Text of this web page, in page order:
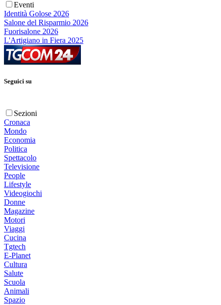
Eventi
Identità Golose 2026
Salone del Risparmio 2026
Fuorisalone 2026
L'Artigiano in Fiera 2025
Seguici su
Sezioni
Cronaca
Mondo
Economia
Politica
Spettacolo
Televisione
People
Lifestyle
Videogiochi
Donne
Magazine
Motori
Viaggi
Cucina
Tgtech
E-Planet
Cultura
Salute
Scuola
Animali
Spazio